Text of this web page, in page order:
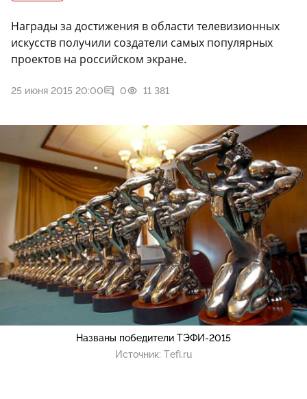
Награды за достижения в области телевизионных
искусств получили создатели самых популярных
проектов на российском экране.
25 июня 2015 20:00 0 11 381
Названы победители ТЭФИ-2015
Источник: Tefi.ru